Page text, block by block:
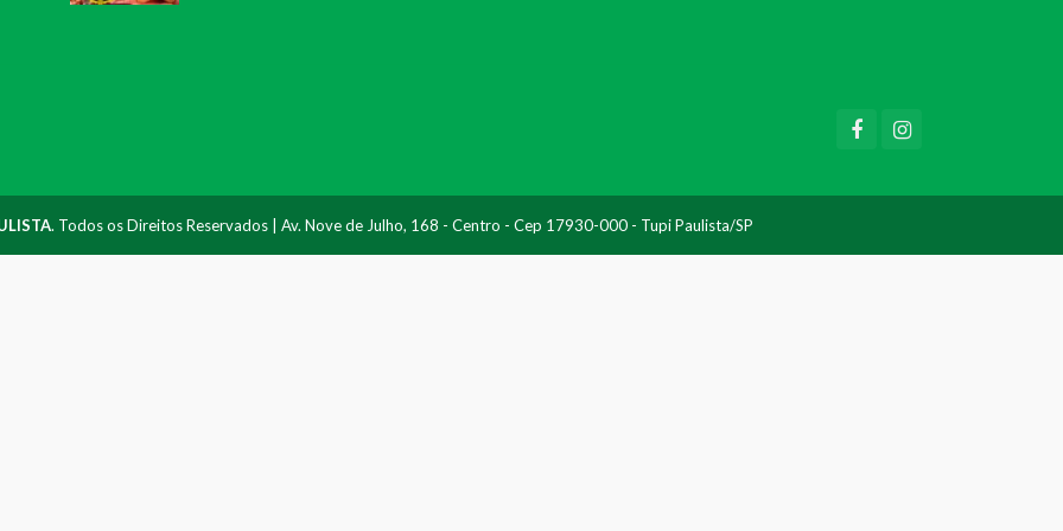
. Todos os Direitos Reservados | Av. Nove de Julho, 168 - Centro - Cep 17930-000 - Tupi Paulista/SP